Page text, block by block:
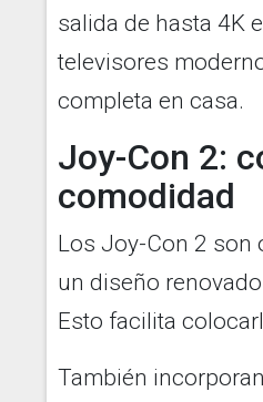
salida de hasta 4K
televisores
completa en casa.
Joy-Con 2:
comodidad
Los Joy-Con 2 son
un diseño
Esto facilita
También